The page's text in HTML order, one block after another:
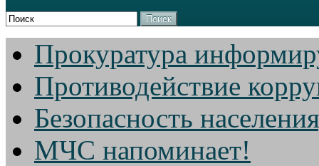
Поиск
Прокуратура
Противодействие
Безопасность
МЧС напоминает!